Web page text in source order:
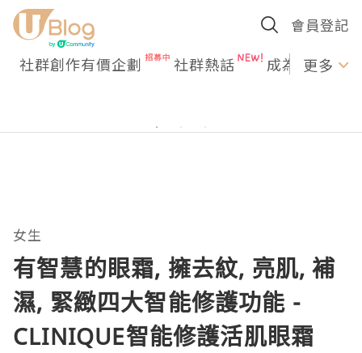
會員登記
社群創作有價企劃 社群熱話 成為U更多
女生
有智慧的眼霜, 擁去紋, 亮肌, 補
濕, 緊緻四大智能修護功能 -
CLINIQUE智能修護活肌眼霜